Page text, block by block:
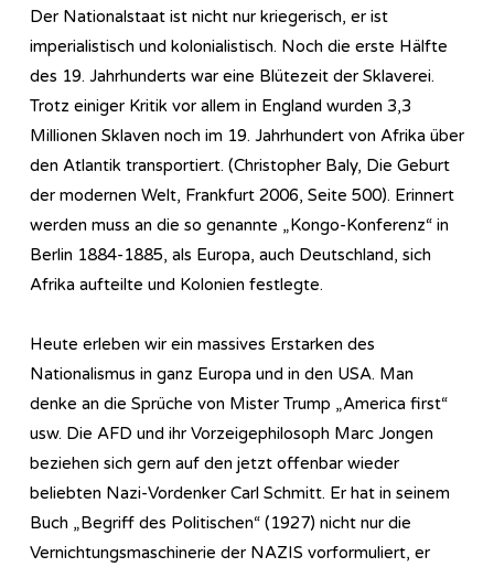
Der Nationalstaat ist nicht nur kriegerisch, er ist
imperialistisch und kolonialistisch. Noch die erste Hälfte
des 19. Jahrhunderts war eine Blütezeit der Sklaverei.
Trotz einiger Kritik vor allem in England wurden 3,3
Millionen Sklaven noch im 19. Jahrhundert von Afrika über
den Atlantik transportiert. (Christopher Baly, Die Geburt
der modernen Welt, Frankfurt 2006, Seite 500). Erinnert
werden muss an die so genannte „Kongo-Konferenz“ in
Berlin 1884-1885, als Europa, auch Deutschland, sich
Afrika aufteilte und Kolonien festlegte.
Heute erleben wir ein massives Erstarken des
Nationalismus in ganz Europa und in den USA. Man
denke an die Sprüche von Mister Trump „America first“
usw. Die AFD und ihr Vorzeigephilosoph Marc Jongen
beziehen sich gern auf den jetzt offenbar wieder
beliebten Nazi-Vordenker Carl Schmitt. Er hat in seinem
Buch „Begriff des Politischen“ (1927) nicht nur die
Vernichtungsmaschinerie der NAZIS vorformuliert, er